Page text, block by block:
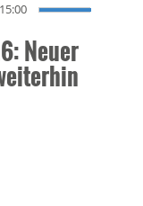
Neuer